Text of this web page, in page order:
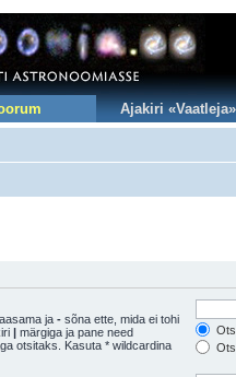
Ajakiri «Vaatleja»
ja - sõna ette, mida ei tohi
| märgiga ja pane need